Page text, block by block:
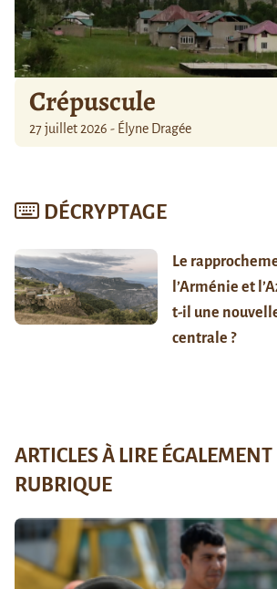
Crépuscule
27 juillet 2026 - Élyne Dragée
DÉCRYPTAGE
Le
l’Arménie et
t-il une
centrale ?
ARTICLES À LIRE
RUBRIQUE